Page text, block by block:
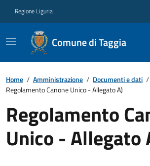
Regione Liguria
Comune di Taggia
Home / Amministrazione / Documenti e dati /
Regolamento Canone Unico - Allegato A)
Regolamento
Unico - Allegato